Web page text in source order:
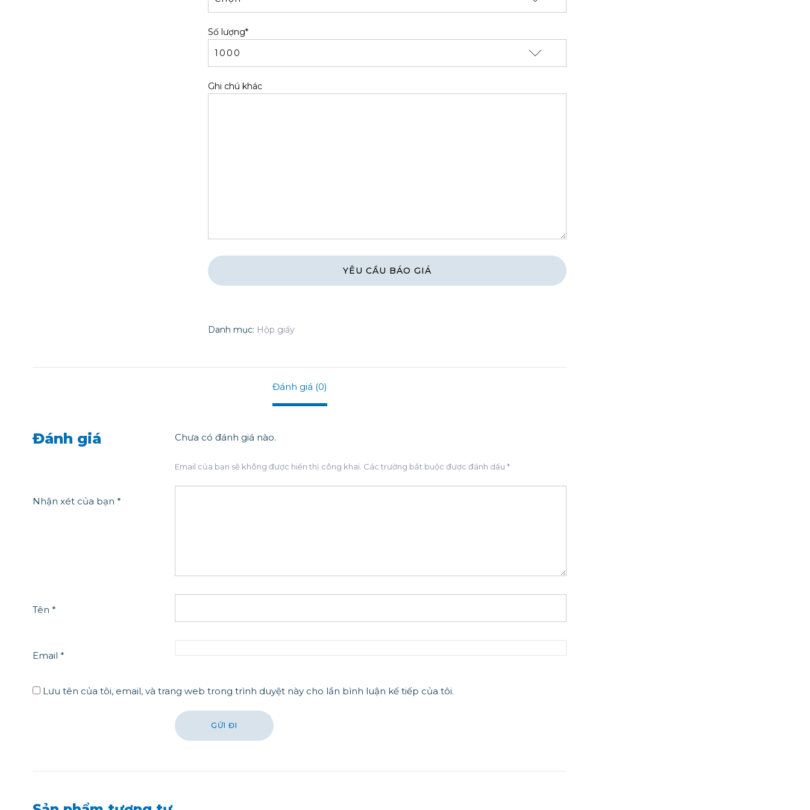
Số lượng*
Ghi chú khác
Danh mục: Hộp giấy
Đánh giá (0)
Đánh giá Chưa có đánh giá nào.
Email của bạn sẽ không được hiển thị công khai. Các trường bắt buộc được đánh dấu*
Nhận xét của bạn *
Tên *
Email *
Lưu tên của tôi, email, và trang web trong trình duyệt này cho lần bình luận kế tiếp của tôi.